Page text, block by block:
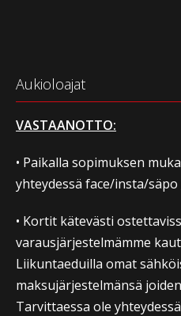
Aukioloajat
VASTAANOTTO:
• Paikalla sopimuksen
yhteydessä face/insta/säpo
• Kortit kätevästi
varausjärjestelmämme
Liikuntaeduilla omat
maksujärjestelmänsä
Tarvittaessa ole